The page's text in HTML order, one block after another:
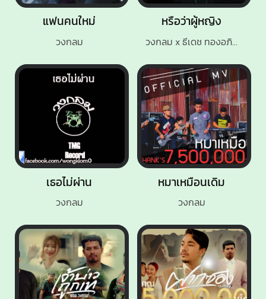
แฟนคนใหม่
วงกลม
เธอไม่ผ่าน
วงกลม
หมาเหมือนเดิม
วงกลม
หรือว่าผู้หญิง
วงกลม x ธีเดช ทองอภิชาติ